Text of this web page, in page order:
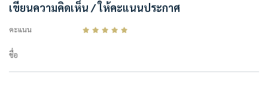
เขียนความคิดเห็น / ให้คะแนนประกาศ
คะแนน
ชื่อ